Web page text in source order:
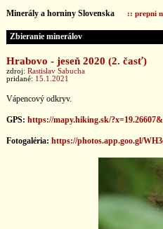
Minerály a horniny Slovenska :: prepni
Zbieranie minerálov
Hrabovo - jeseň 2020 (2. časť)
zdroj: Rastislav Sabucha
pridané: 15.1.2021
Vápencový odkryv.
GPS: https://mapy.hiking.sk/
Fotogaléria: https://photos.app.goo.gl/